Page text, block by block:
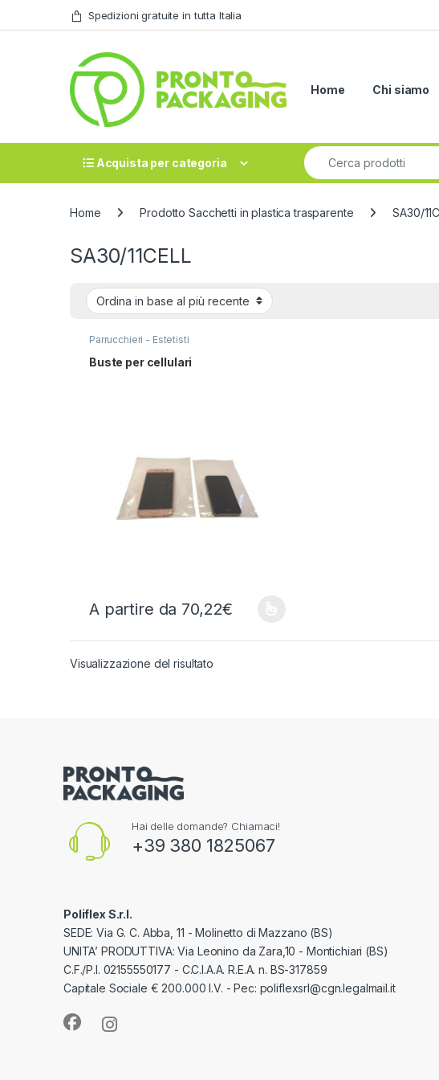
Skip to navigation
Skip to content Spedizioni gratuite in tutta Italia
Home Chi siamo
Acquista per categoria
Search for:
Home Prodotto Sacchetti in plastica trasparente SA30/
SA30/11CELL
Parrucchieri - Estetisti
Buste per cellulari
A partire da 70,22€
Questo prodotto ha più varianti. Le opzioni possono essere scelte
Visualizzazione del risultato
Hai delle domande? Chiamaci!
+39 380 1825067
Poliflex S.r.l.
SEDE: Via G. C. Abba, 11 - Molinetto di Mazzano (BS)
UNITA’ PRODUTTIVA: Via Leonino da Zara,10 - Montichiari (BS)
C.F./P.I. 02155550177 - C.C.I.A.A. R.E.A. n. BS-317859
Capitale Sociale € 200.000 I.V. - Pec: poliflexsrl@cgn.legalmail.it